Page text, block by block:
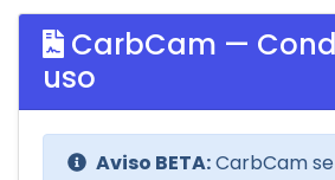
CarbCam —
uso
Aviso BETA:CarbCam